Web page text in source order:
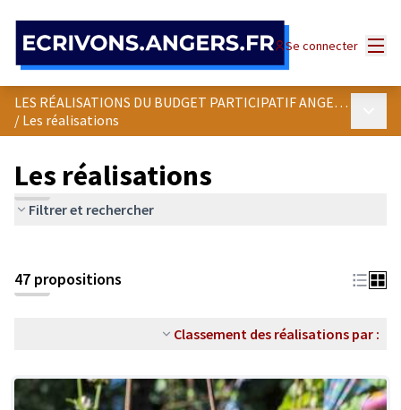
Se connecter
LES RÉALISATIONS DU BUDGET PARTICIPATIF ANGEVIN
/ Les réalisations
Les réalisations
Filtrer et rechercher
47 propositions
Classement des réalisations par :